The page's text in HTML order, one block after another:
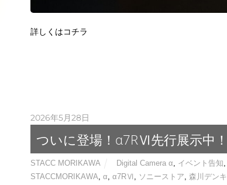
詳しくはコチラ
2026年5月28日
ついに登場！α7RⅥ先行展示中！
STACC MORIKAWA Digital Camera α イベント告知
STACCMORIKAWA α α7RⅥ ソニーストア 森川デンキ